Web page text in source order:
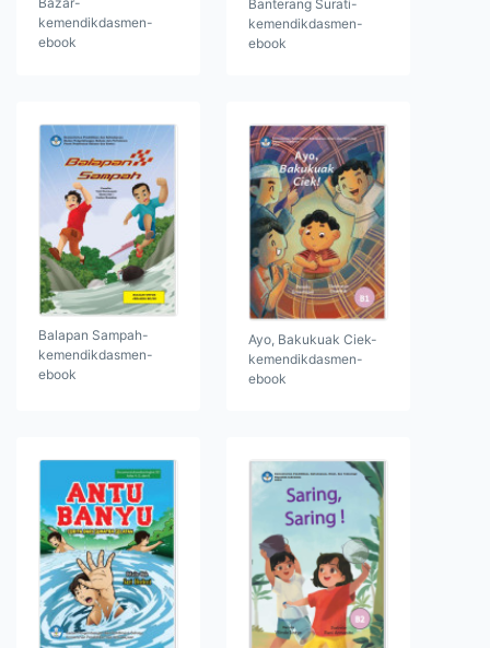
kemendikdasmen-
ebook
Banterang Surati-
kemendikdasmen-
ebook
Balapan Sampah-
kemendikdasmen-
ebook
Ayo, Bakukuak Ciek-
kemendikdasmen-
ebook